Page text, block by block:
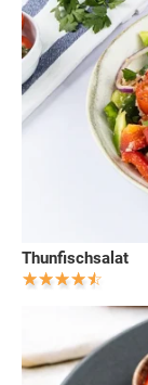
Thunfischsalat